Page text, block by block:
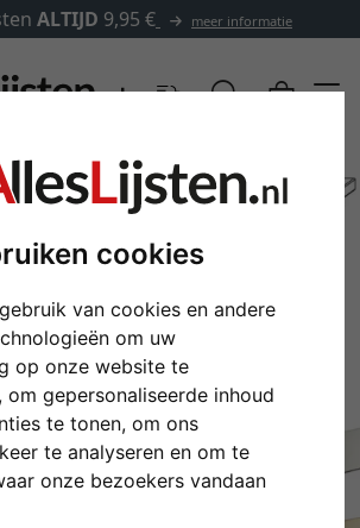
cookies
van cookies en andere
om uw
op onze website te
om gepersonaliseerde inhoud
te tonen, om ons
te analyseren en om te
onze bezoekers vandaan
ALTIJD 9,95 € meer informatie